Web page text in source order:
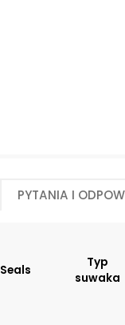
Pytania i
Seals
Typ
suwaka